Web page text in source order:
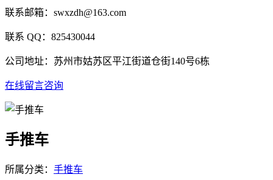
联系邮箱：swxzdh@163.com
联系 QQ：825430044
公司地址：苏州市姑苏区平江街道仓街140号6栋
在线留言咨询
手推车
所属分类： 手推车